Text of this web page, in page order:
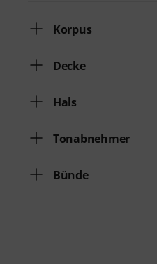
Korpus
Decke
Hals
Tonabnehmer
Bünde